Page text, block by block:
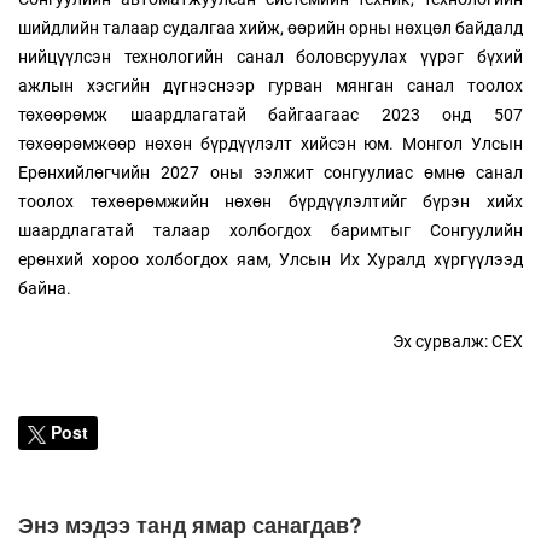
шийдлийн талаар судалгаа хийж, өөрийн орны нөхцөл байдалд
нийцүүлсэн технологийн санал боловсруулах үүрэг бүхий
ажлын хэсгийн дүгнэснээр гурван мянган санал тоолох
төхөөрөмж шаардлагатай байгаагаас 2023 онд 507
төхөөрөмжөөр нөхөн бүрдүүлэлт хийсэн юм. Монгол Улсын
Ерөнхийлөгчийн 2027 оны ээлжит сонгуулиас өмнө санал
тоолох төхөөрөмжийн нөхөн бүрдүүлэлтийг бүрэн хийх
шаардлагатай талаар холбогдох баримтыг Сонгуулийн
ерөнхий хороо холбогдох яам, Улсын Их Хуралд хүргүүлээд
байна.
Эх сурвалж: СЕХ
Post
Энэ мэдээ танд ямар санагдав?